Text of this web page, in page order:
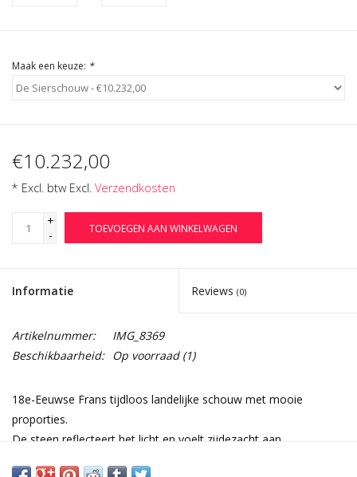
Maak een keuze: *
€10.232,00
* Excl. btw Excl. Verzendkosten
+
-
TOEVOEGEN AAN WINKELWAGEN
Informatie Reviews (0)
Artikelnummer:
IMG_8369
Beschikbaarheid: Op voorraad(1)
18e-Eeuwse Frans tijdloos landelijke schouw met mooie
proporties.
De steen reflecteert het licht en voelt zijdezacht aan.